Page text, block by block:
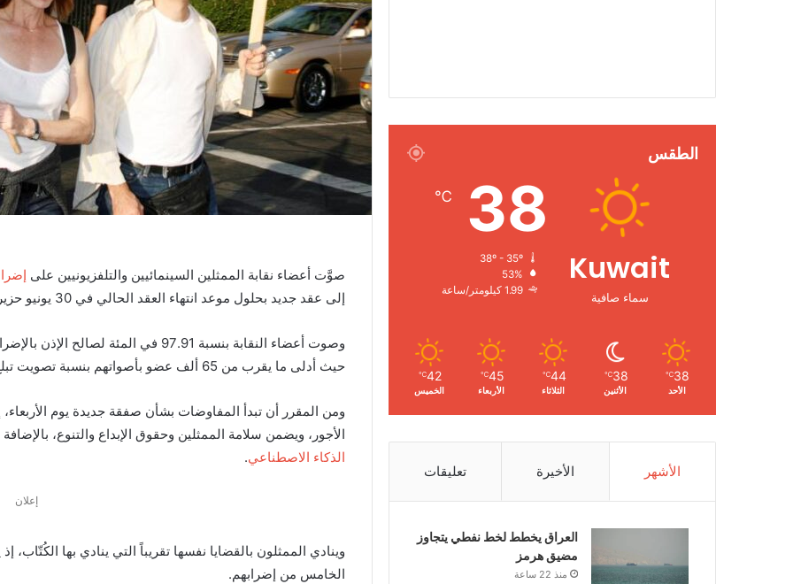
و
ن
ي
ا
صوَّت أعضاء نقابة الممثلين السينمائيين والتلفزيونيين على
إلى عقد جديد بحلول موعد انتهاء العقد الحالي في 30 يونيو حزيران.
وصوت أعضاء النقابة بنسبة 97.91 في
حيث أدلى ما يقرب من 65 ألف عضو بأصواتهم بنسبة تصويت تبلغ 47.69 في المئة من الناخبين المؤهلين.
ومن المقرر أن تبدأ المفاوضات بشأن صفقة جديدة يوم
الأجور، ويضمن سلامة الممثلين وحقوق الإبداع والتنوع،
الذكاء الاصطناعي.
إعلان
الخامس من إضرابهم.
الطقس
Kuwait
سماء صافية
38
℃
53%
1.99 كيلومتر/ساعة
38
℃
الأحد
38
℃
الأثنين
44
℃
الثلاثاء
45
℃
الأربعاء
42
℃
الخميس
الأشهر الأخيرة تعليقات
العراق يخطط لخط نفطي يتجاوز
مضيق هرمز
منذ 22 ساعة